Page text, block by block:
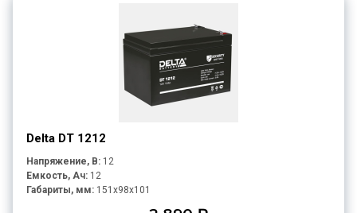
Delta DT 1212
Напряжение, В: 12
Емкость, Ач: 12
Габариты, мм: 151x98x101